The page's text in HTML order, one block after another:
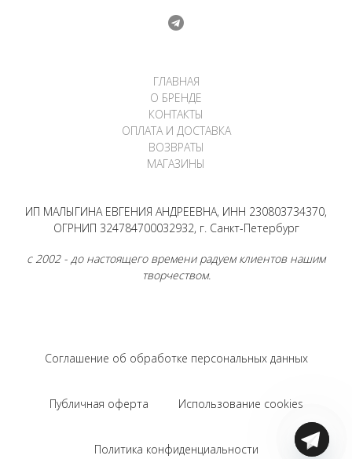
ГЛАВНАЯ
О БРЕНДЕ
КОНТАКТЫ
ОПЛАТА И ДОСТАВКА
ВОЗВРАТЫ
МАГАЗИНЫ
ИП МАЛЫГИНА ЕВГЕНИЯ АНДРЕЕВНА, ИНН 230803734370,
ОГРНИП 324784700032932, г. Санкт-Петербург
с 2002 - до настоящего времени радуем клиентов нашим
творчеством.
Соглашение об обработке персональных данных
Публичная оферта Использование cookies
Политика конфиденциальности